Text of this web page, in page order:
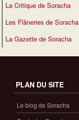
La Critique de Soracha
Les Flâneries de Soracha
La Gazette de Soracha
PLAN DU SITE
Le blog de Soracha